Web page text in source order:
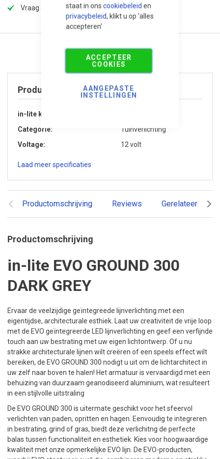
staat in ons cookiebeleid en
privacybeleid, klikt u op 'alles
accepteren'
ACCEPTEER
COOKIES
AANGEPASTE
INSTELLINGEN
Vraag offerte aan voor extra korting!
Productomschrijving Reviews Gerelateerde
Productomschrijving
in-lite EVO GROUND 300
DARK GREY
Ervaar de veelzijdige geïntegreede lijnverlichting met een
eigentijdse, architecturale esthiek. Laat uw creativiteit de vrije loop
met de EVO geïntegreerde LED lijnverlichting en geef een verfijnde
touch aan uw bestrating met uw eigen lichtontwerp. Of u nu
strakke architecturale lijnen wilt creëren of een speels effect wilt
bereiken, de EVO GROUND 300 nodigt u uit om de lichtarchitect in
uw zelf naar boven te halen! Het armatuur is vervaardigd met een
behuizing van duurzaam geanodiseerd aluminium, wat resulteert
in een stijlvolle uitstraling
De EVO GROUND 300 is uitermate geschikt voor het sfeervol
verlichten van paden, opritten en hagen. Eenvoudig te integreren
in bestrating, grind of gras, biedt deze verlichitng de perfecte
balas tussen functionaliteit en esthetiek. Kies voor hoogwaardige
kwaliteit met onze opmerkelijke EVO lijn. De EVO-producten,
Product specificaties
in-lite kleur
Categorie
Tuinverlichting
Voltage
12 volt
Laad meer specificaties